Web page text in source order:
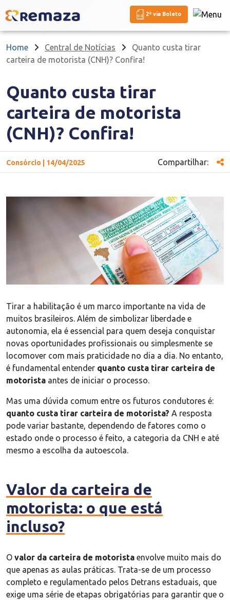
2ª via Boleto
Home Central de Notícias
Quanto custa tirar
carteira de motorista (CNH)? Confira!
Quanto custa tirar
carteira de motorista
(CNH)? Confira!
Consórcio | 14/04/2025 Compartilhar:
Tirar a habilitação é um marco importante na vida de
muitos brasileiros. Além de simbolizar liberdade e
autonomia, ela é essencial para quem deseja conquistar
novas oportunidades profissionais ou simplesmente se
locomover com mais praticidade no dia a dia. No entanto,
é fundamental entender quanto custa tirar carteira de
motorista antes de iniciar o processo.
Mas uma dúvida comum entre os futuros condutores é:
quanto custa tirar carteira de motorista? A resposta
pode variar bastante, dependendo de fatores como o
estado onde o processo é feito, a categoria da CNH e até
mesmo a escolha da autoescola.
Valor da carteira de
motorista: o que está
incluso?
O valor da carteira de motorista envolve muito mais do
que apenas as aulas práticas. Trata-se de um processo
completo e regulamentado pelos Detrans estaduais, que
exige uma série de etapas obrigatórias para garantir que o